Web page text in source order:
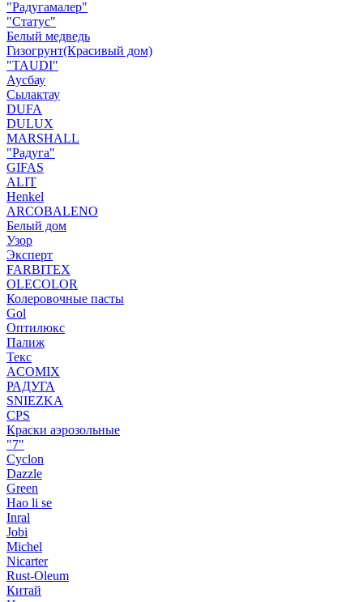
"Радугамалер"
"Статус"
Белый медведь
Гизогрунт(Красивый дом)
"TAUDI"
Аусбау
Сылактау
DUFA
DULUX
MARSHALL
"Радуга"
GIFAS
ALIT
Henkel
ARCOBALENO
Белый дом
Узор
Эксперт
FARBITEX
OLECOLOR
Колеровочные пасты
Gol
Оптилюкс
Палиж
Текс
ACOMIX
РАДУГА
SNIEZKA
CPS
Краски аэрозольные
"7"
Cyclon
Dazzle
Green
Hao li se
Inral
Jobi
Michel
Nicarter
Rust-Oleum
Китай